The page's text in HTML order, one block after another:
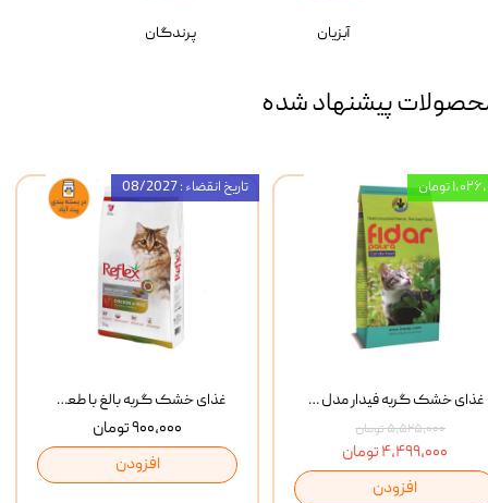
آبزیان پرندگان
پیشنهاد شده
غذای خشک گربه بالغ با طعم مرغ و برنج رفلکس Reflex Multi Color Chicken And Rice وزن 1 کیلوگرم
۹۰۰,۰۰۰ تومان
افزودن
تاریخ انقضاء : 08/2027
غذای خشک گربه فیدار مدل Adult وزن 10 کیلوگرم
۵,۵۲۵,۰۰۰ تومان
۴,۴۹۹,۰۰۰ تومان
افزودن
تومان